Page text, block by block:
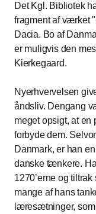
Det Kgl. Bibliotek
fragment af værket
Dacia. Bo af
er muligvis den
Kierkegaard.
Nyerhvervelsen
åndsliv. Dengang
meget opsigt, at en
forbyde dem.
Danmark, er han
danske tænkere.
1270’erne og
mange af hans
læresætninger,